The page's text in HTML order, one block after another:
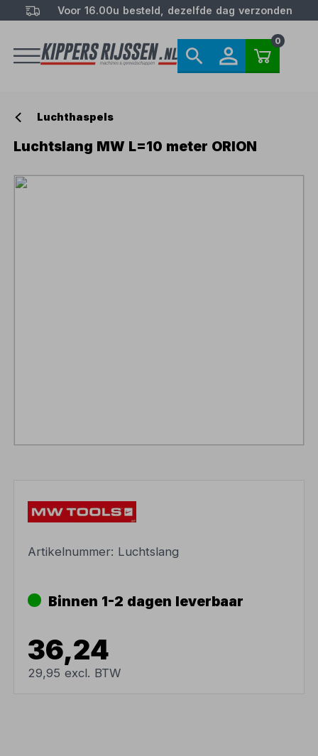
Voor 16.00u besteld, dezelfde dag verzonden
0
Luchthaspels
Luchtslang MW L=10 meter ORION
Artikelnummer: Luchtslang
Binnen 1-2 dagen leverbaar
36,24
29,95 excl. BTW